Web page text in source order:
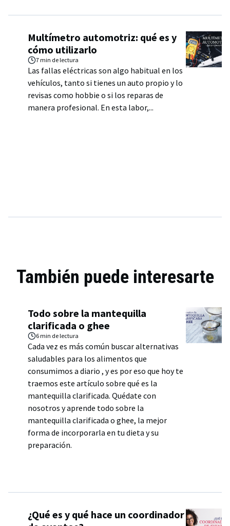
Multímetro automotriz: qué es y
cómo utilizarlo
7 min de lectura
Las fallas eléctricas son algo habitual en los
vehículos, tanto si tienes un auto propio y lo
revisas como hobbie o si los reparas de
manera profesional. En esta labor,...
También puede interesarte
Todo sobre la mantequilla
clarificada o ghee
6 min de lectura
Cada vez es más común buscar alternativas
saludables para los alimentos que
consumimos a diario , y es por eso que hoy te
traemos este artículo sobre qué es la
mantequilla clarificada. Quédate con
nosotros y aprende todo sobre la
mantequilla clarificada o ghee, la mejor
forma de incorporarla en tu dieta y su
preparación.
¿Qué es y qué hace un coordinador